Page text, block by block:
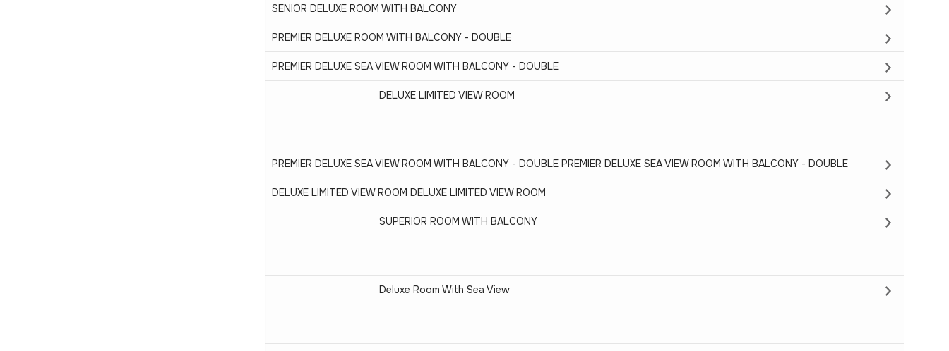
SENIOR DELUXE ROOM WITH BALCONY
PREMIER DELUXE ROOM WITH BALCONY - DOUBLE
PREMIER DELUXE SEA VIEW ROOM WITH BALCONY - DOUBLE
DELUXE LIMITED VIEW ROOM
PREMIER DELUXE SEA VIEW ROOM WITH BALCONY - DOUBLE PREMIER DELUXE SEA VIEW ROOM WITH BALCONY - DOUBLE
DELUXE LIMITED VIEW ROOM DELUXE LIMITED VIEW ROOM
SUPERIOR ROOM WITH BALCONY
Deluxe Room With Sea View